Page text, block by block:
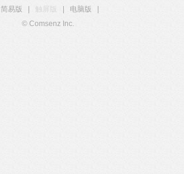
简易版
触屏版 电脑版
© Comsenz Inc.